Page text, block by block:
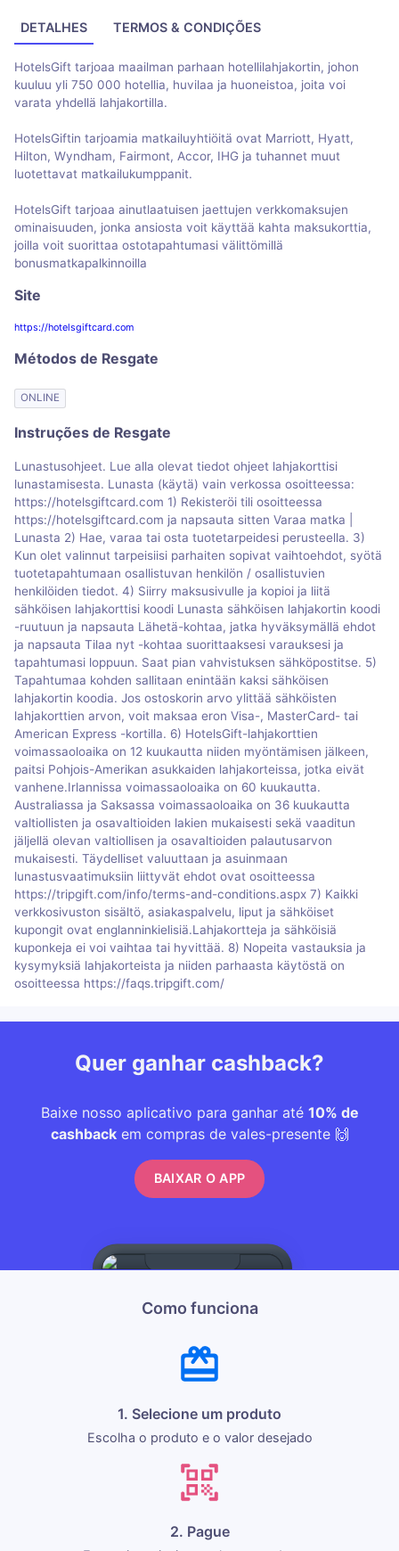
DETALHES TERMOS & CONDIÇÕES
HotelsGift tarjoaa maailman parhaan hotellilahjakortin, johon
kuuluu yli 750 000 hotellia, huvilaa ja huoneistoa, joita voi
varata yhdellä lahjakortilla.
HotelsGiftin tarjoamia matkailuyhtiöitä ovat Marriott, Hyatt,
Hilton, Wyndham, Fairmont, Accor, IHG ja tuhannet muut
luotettavat matkailukumppanit.
HotelsGift tarjoaa ainutlaatuisen jaettujen verkkomaksujen
ominaisuuden, jonka ansiosta voit käyttää kahta maksukorttia,
joilla voit suorittaa ostotapahtumasi välittömillä
bonusmatkapalkinnoilla
Site
https://hotelsgiftcard.com
Métodos de Resgate
ONLINE
Instruções de Resgate
Lunastusohjeet. Lue alla olevat tiedot ohjeet lahjakorttisi
lunastamisesta. Lunasta (käytä) vain verkossa osoitteessa:
https://hotelsgiftcard.com 1) Rekisteröi tili osoitteessa
https://hotelsgiftcard.com ja napsauta sitten Varaa matka |
Lunasta 2) Hae, varaa tai osta tuotetarpeidesi perusteella. 3)
Kun olet valinnut tarpeisiisi parhaiten sopivat vaihtoehdot, syötä
tuotetapahtumaan osallistuvan henkilön / osallistuvien
henkilöiden tiedot. 4) Siirry maksusivulle ja kopioi ja liitä
sähköisen lahjakorttisi koodi Lunasta sähköisen lahjakortin koodi
-ruutuun ja napsauta Lähetä-kohtaa, jatka hyväksymällä ehdot
ja napsauta Tilaa nyt -kohtaa suorittaaksesi varauksesi ja
tapahtumasi loppuun. Saat pian vahvistuksen sähköpostitse. 5)
Tapahtumaa kohden sallitaan enintään kaksi sähköisen
lahjakortin koodia. Jos ostoskorin arvo ylittää sähköisten
lahjakorttien arvon, voit maksaa eron Visa-, MasterCard- tai
American Express -kortilla. 6) HotelsGift-lahjakorttien
voimassaoloaika on 12 kuukautta niiden myöntämisen jälkeen,
paitsi Pohjois-Amerikan asukkaiden lahjakorteissa, jotka eivät
vanhene.Irlannissa voimassaoloaika on 60 kuukautta.
Australiassa ja Saksassa voimassaoloaika on 36 kuukautta
valtiollisten ja osavaltioiden lakien mukaisesti sekä vaaditun
jäljellä olevan valtiollisen ja osavaltioiden palautusarvon
mukaisesti. Täydelliset valuuttaan ja asuinmaan
lunastusvaatimuksiin liittyvät ehdot ovat osoitteessa
https://tripgift.com/info/terms-and-conditions.aspx 7) Kaikki
verkkosivuston sisältö, asiakaspalvelu, liput ja sähköiset
kupongit ovat englanninkielisiä.Lahjakortteja ja sähköisiä
kuponkeja ei voi vaihtaa tai hyvittää. 8) Nopeita vastauksia ja
kysymyksiä lahjakorteista ja niiden parhaasta käytöstä on
osoitteessa https://faqs.tripgift.com/
Quer ganhar cashback?
Baixe nosso aplicativo para ganhar até 10% de
cashbackem compras de vales-presente 🙌
BAIXAR O APP
Como funciona
1. Selecione um produto
Escolha o produto e o valor desejado
2. Pague